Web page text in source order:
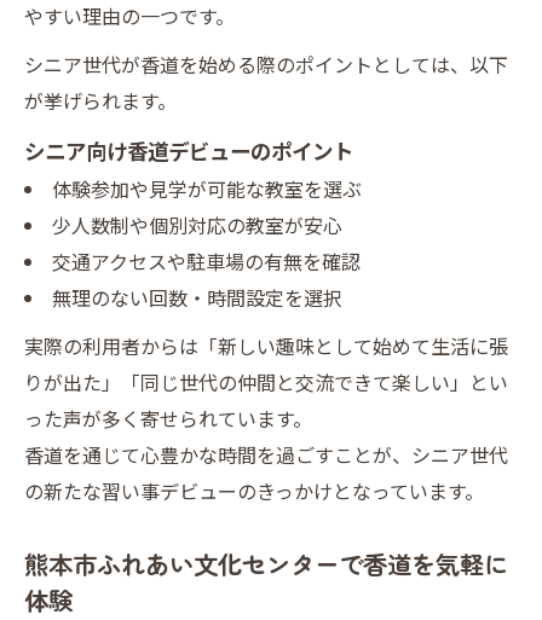
やすい理由の一つです。
シニア世代が香道を始める際のポイントとしては、以下
が挙げられます。
シニア向け香道デビューのポイント
体験参加や見学が可能な教室を選ぶ
少人数制や個別対応の教室が安心
交通アクセスや駐車場の有無を確認
無理のない回数・時間設定を選択
実際の利用者からは「新しい趣味として始めて生活に張
りが出た」「同じ世代の仲間と交流できて楽しい」とい
った声が多く寄せられています。
香道を通じて心豊かな時間を過ごすことが、シニア世代
の新たな習い事デビューのきっかけとなっています。
熊本市ふれあい文化センターで香道を気軽に
体験